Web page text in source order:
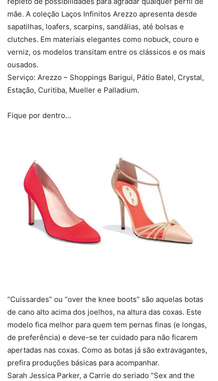
mãe. A coleção Laços Infinitos Arezzo apresenta desde
sapatilhas, loafers, scarpins, sandálias, até bolsas e
clutches. Em materiais elegantes como nobuck, couro e
verniz, os modelos transitam entre os clássicos e os mais
ousados.
Serviço: Arezzo – Shoppings Barigui, Pátio Batel, Crystal,
Estação, Curitiba, Mueller e Palladium.
Fique por dentro…
“Cuissardes” ou “over the knee boots” são aquelas botas
de cano alto acima dos joelhos, na altura das coxas. Este
modelo fica melhor para quem tem pernas finas (e longas,
de preferência) e deve-se ter cuidado para não ficarem
apertadas nas coxas. Como as botas já são extravagantes,
prefira produções básicas para acompanhar.
Sarah Jessica Parker, a Carrie do seriado “Sex and the